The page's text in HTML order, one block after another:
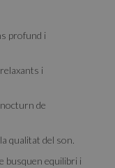
profund i
i
de
qualitat del son.
busquen equilibri i